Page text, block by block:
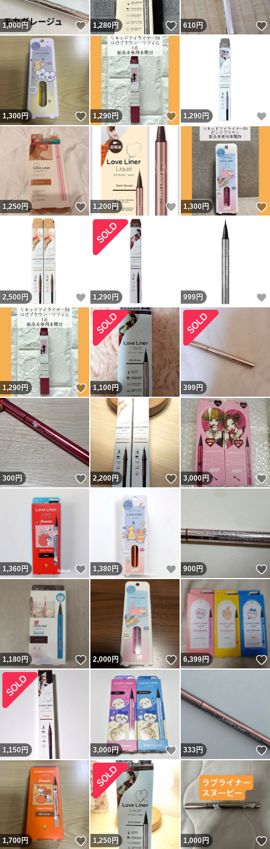
1,000円 いいね！
1,280円 いいね！
610円
1,300円 いいね！
1,290円 いいね！
1,290 円
1,250円 いいね！
1,200円 いいね！
1,300円
2,500 円 いいね！
1,290 円 999円
1,290円 いいね！
1,100円 399円
300円 いいね！
2,200円 いいね！
3,000円
1,360円 いいね！
1,380 円 いいね！
900円
1,180円 いいね！
2,000円 いいね！
6,399円
1,150 円 3,000円 いいね！
333円
1,700円 いいね！
1,250 円 1,000円